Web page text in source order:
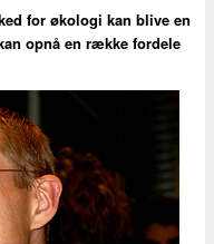
for økologi kan blive en
opnå en række fordele